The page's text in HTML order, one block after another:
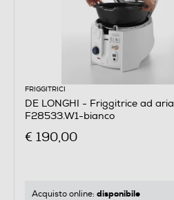
FRIGGITRICI
DE LONGHI - Friggitrice ad aria
F28533.W1-bianco
€ 190,00
Acquisto online: disponibile